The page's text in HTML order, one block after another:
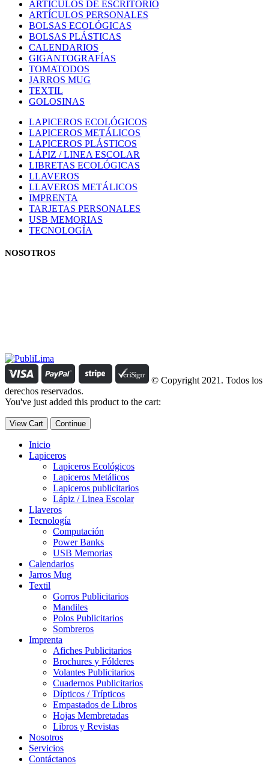
ARTÍCULOS DE ESCRITORIO
ARTÍCULOS PERSONALES
BOLSAS ECOLÓGICAS
BOLSAS PLÁSTICAS
CALENDARIOS
GIGANTOGRAFÍAS
TOMATODOS
JARROS MUG
TEXTIL
GOLOSINAS
LAPICEROS ECOLÓGICOS
LAPICEROS METÁLICOS
LAPICEROS PLÁSTICOS
LÁPIZ / LINEA ESCOLAR
LIBRETAS ECOLÓGICAS
LLAVEROS
LLAVEROS METÁLICOS
IMPRENTA
TARJETAS PERSONALES
USB MEMORIAS
TECNOLOGÍA
NOSOTROS
© Copyright 2021. Todos los
derechos reservados.
You've just added this product to the cart:
View Cart Continue
Inicio
Lapiceros
Lapiceros Ecológicos
Lapiceros Metálicos
Lapiceros publicitarios
Lápiz / Linea Escolar
Llaveros
Tecnología
Computación
Power Banks
USB Memorias
Calendarios
Jarros Mug
Textil
Gorros Publicitarios
Mandiles
Polos Publicitarios
Sombreros
Imprenta
Afiches Publicitarios
Brochures y Fólderes
Volantes Publicitarios
Cuadernos Publicitarios
Dípticos / Trípticos
Empastados de Libros
Hojas Membretadas
Libros y Revistas
Nosotros
Servicios
Contáctanos